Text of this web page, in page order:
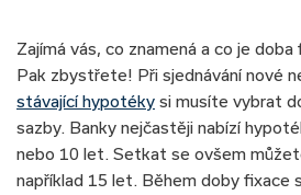
Zajímá vás, co znamená a co je
Pak zbystřete! Při sjednávání nové
stávající hypotéky si musíte vybrat
sazby. Banky nejčastěji nabízí
nebo 10 let. Setkat se ovšem
například 15 let. Během doby fixace